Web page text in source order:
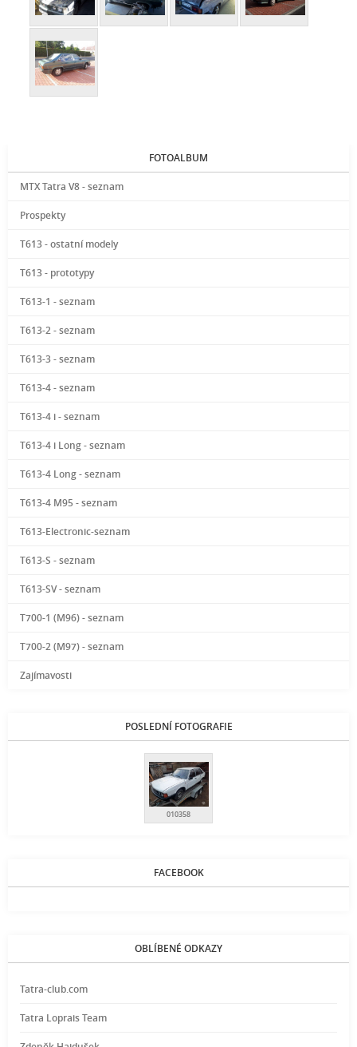
FOTOALBUM
MTX Tatra V8 - seznam
Prospekty
T613 - ostatní modely
T613 - prototypy
T613-1 - seznam
T613-2 - seznam
T613-3 - seznam
T613-4 - seznam
T613-4 i - seznam
T613-4 i Long - seznam
T613-4 Long - seznam
T613-4 M95 - seznam
T613-Electronic-seznam
T613-S - seznam
T613-SV - seznam
T700-1 (M96) - seznam
T700-2 (M97) - seznam
Zajímavosti
POSLEDNÍ FOTOGRAFIE
010358
FACEBOOK
OBLÍBENÉ ODKAZY
Tatra-club.com
Tatra Loprais Team